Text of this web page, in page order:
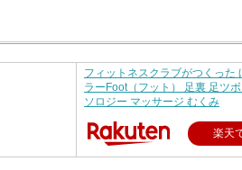
フィットネスクラブがつくった
ラーFoot（フット） 足裏 足ツ
ソロジー マッサージ むくみ
楽天